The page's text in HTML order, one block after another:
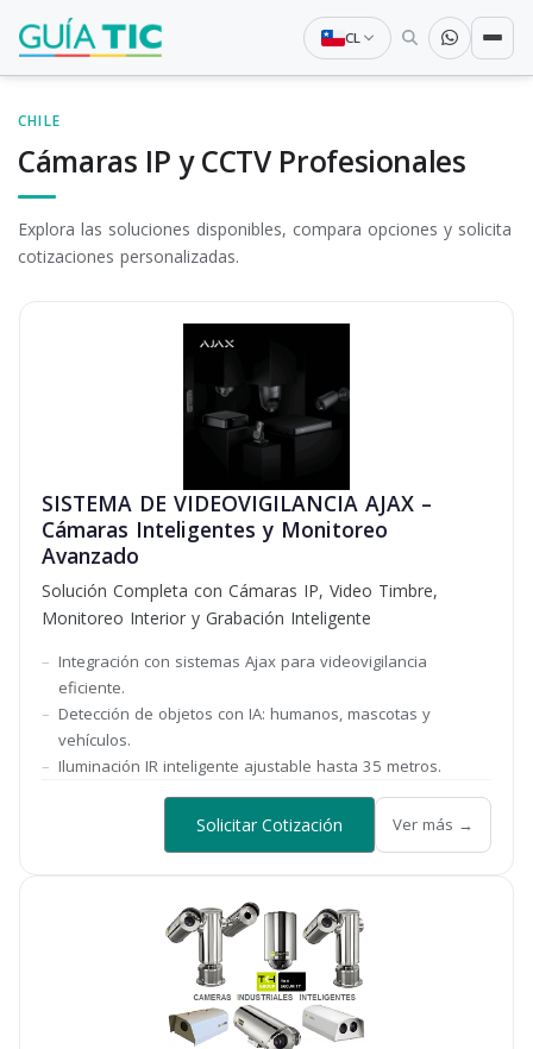
CL
CHILE
Cámaras IP y CCTV Profesionales
Explora las soluciones disponibles, compara opciones y solicita
cotizaciones personalizadas.
SISTEMA DE VIDEOVIGILANCIA AJAX –
Cámaras Inteligentes y Monitoreo
Avanzado
Solución Completa con Cámaras IP, Video Timbre,
Monitoreo Interior y Grabación Inteligente
Integración con sistemas Ajax para videovigilancia
eficiente.
Detección de objetos con IA: humanos, mascotas y
vehículos.
Iluminación IR inteligente ajustable hasta 35 metros.
Solicitar Cotización Ver más →